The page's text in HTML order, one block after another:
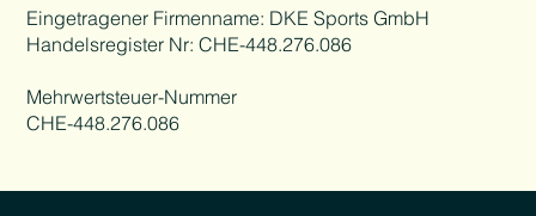
Eingetragener Firmenname: DKE Sports GmbH
Handelsregister Nr: CHE-448.276.086
Mehrwertsteuer-Nummer
CHE-448.276.086